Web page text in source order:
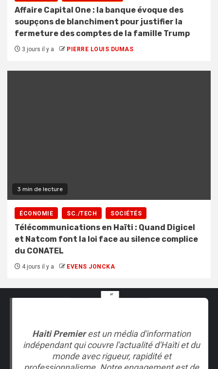
Affaire Capital One : la banque évoque des
soupçons de blanchiment pour justifier la
fermeture des comptes de la famille Trump
3 jours il y a PIERRE LOUIS DUMAS
3 min de lecture
ÉCONOMIE SC./TECH SOCIÉTÉS
Télécommunications en Haïti : Quand Digicel
et Natcom font la loi face au silence complice
du CONATEL
4 jours il y a EVENS JONCKA
Haiti Premierest un média d'information
indépendant qui couvre l'actualité d'Haïti et du
monde avec rigueur, rapidité et